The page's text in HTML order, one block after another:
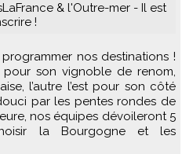
& l'Outre-mer - Il est
!
pour son vignoble de renom,
l’autre l’est pour son côté
par les pentes rondes de
nos équipes dévoileront 5
la Bourgogne et les